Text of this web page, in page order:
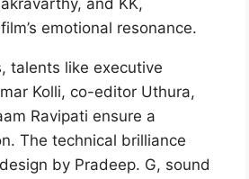
and KK,
emotional resonance.
talents like executive
Kolli, co-editor Uthura,
Ravipati ensure a
The technical brilliance
by Pradeep. G, sound